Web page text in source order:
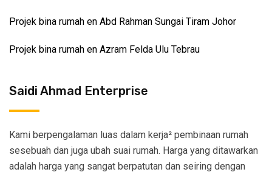
Projek bina rumah en Abd Rahman Sungai Tiram Johor
Projek bina rumah en Azram Felda Ulu Tebrau
Saidi Ahmad Enterprise
Kami berpengalaman luas dalam kerja² pembinaan rumah
sesebuah dan juga ubah suai rumah. Harga yang ditawarkan
adalah harga yang sangat berpatutan dan seiring dengan